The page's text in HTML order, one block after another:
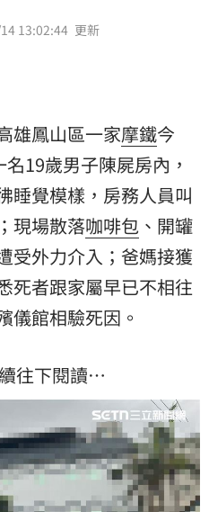
13:02:44 更新
雄鳳山區一家摩鐵今
名19歲男子陳屍房內，
睡覺模樣，房務人員叫
現場散落咖啡包 、開罐
受外力介入；爸媽接獲
死者跟家屬早已不相往
儀館相驗死因。
往下閱讀…